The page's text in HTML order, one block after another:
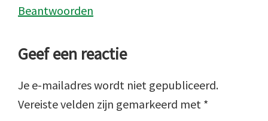
Beantwoorden
Geef een reactie
Je e-mailadres wordt niet gepubliceerd.
Vereiste velden zijn gemarkeerd met *